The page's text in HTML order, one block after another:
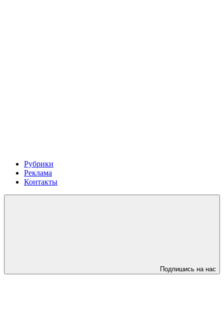
Рубрики
Реклама
Контакты
Подпишись на нас